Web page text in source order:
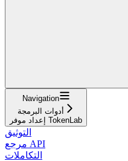
Navigation
أدوات البرمجة
إعداد موفر TokenLab
التوثيق
مرجع API
التكاملات